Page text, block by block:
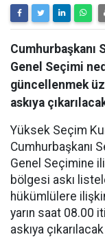
Cumhurbaşkanı
Genel Seçimi
güncellenmek
askıya
Yüksek Seçim
Cumhurbaşkanı
Genel Seçimine
bölgesi askı
hükümlülere
yarın saat 08.00
askıya